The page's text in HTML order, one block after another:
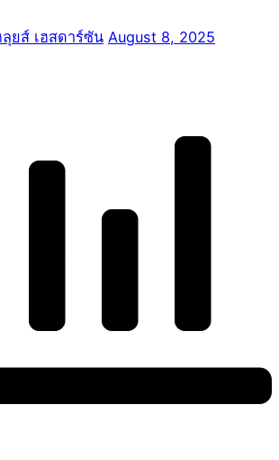
ยส์ เฮสดาร์ซัน August 8, 2025